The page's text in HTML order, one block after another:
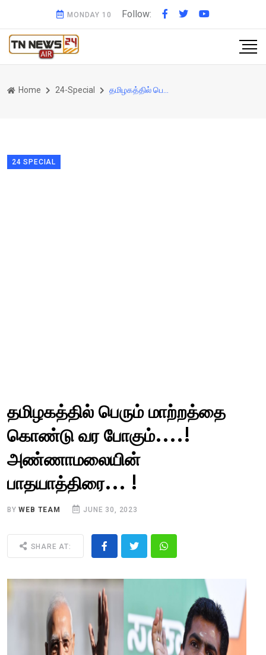
MONDAY 10 Follow:
Home 24-Special
24 SPECIAL
தமிழகத்தில் பெரும் மாற்றத்தை
கொண்டு வர போகும்....!
அண்ணாமலையின்
பாதயாத்திரை... !
BYWEB TEAM JUNE 30, 2023
SHARE AT: